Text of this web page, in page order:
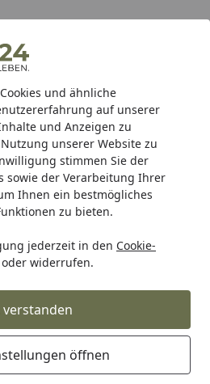
und ähnliche
auf unserer
und Anzeigen zu
unserer Website zu
stimmen Sie der
sowie der Verarbeitung Ihrer
Ihnen ein bestmögliches
zu bieten.
jederzeit in den Cookie-
widerrufen.
verstanden
öffnen
Hotline
Sandfilteranlage & Pool-
bis 468,99€)
Shark Performance SLIP-ON
SLIP-ON Carbon
Svartpilen
EURO4